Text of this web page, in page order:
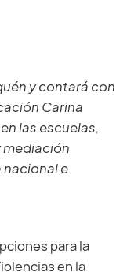
y contará con
Carina
las escuelas,
mediación
e
para la
en la